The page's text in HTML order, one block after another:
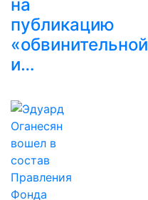
на
публикацию
«обвинительной
и…